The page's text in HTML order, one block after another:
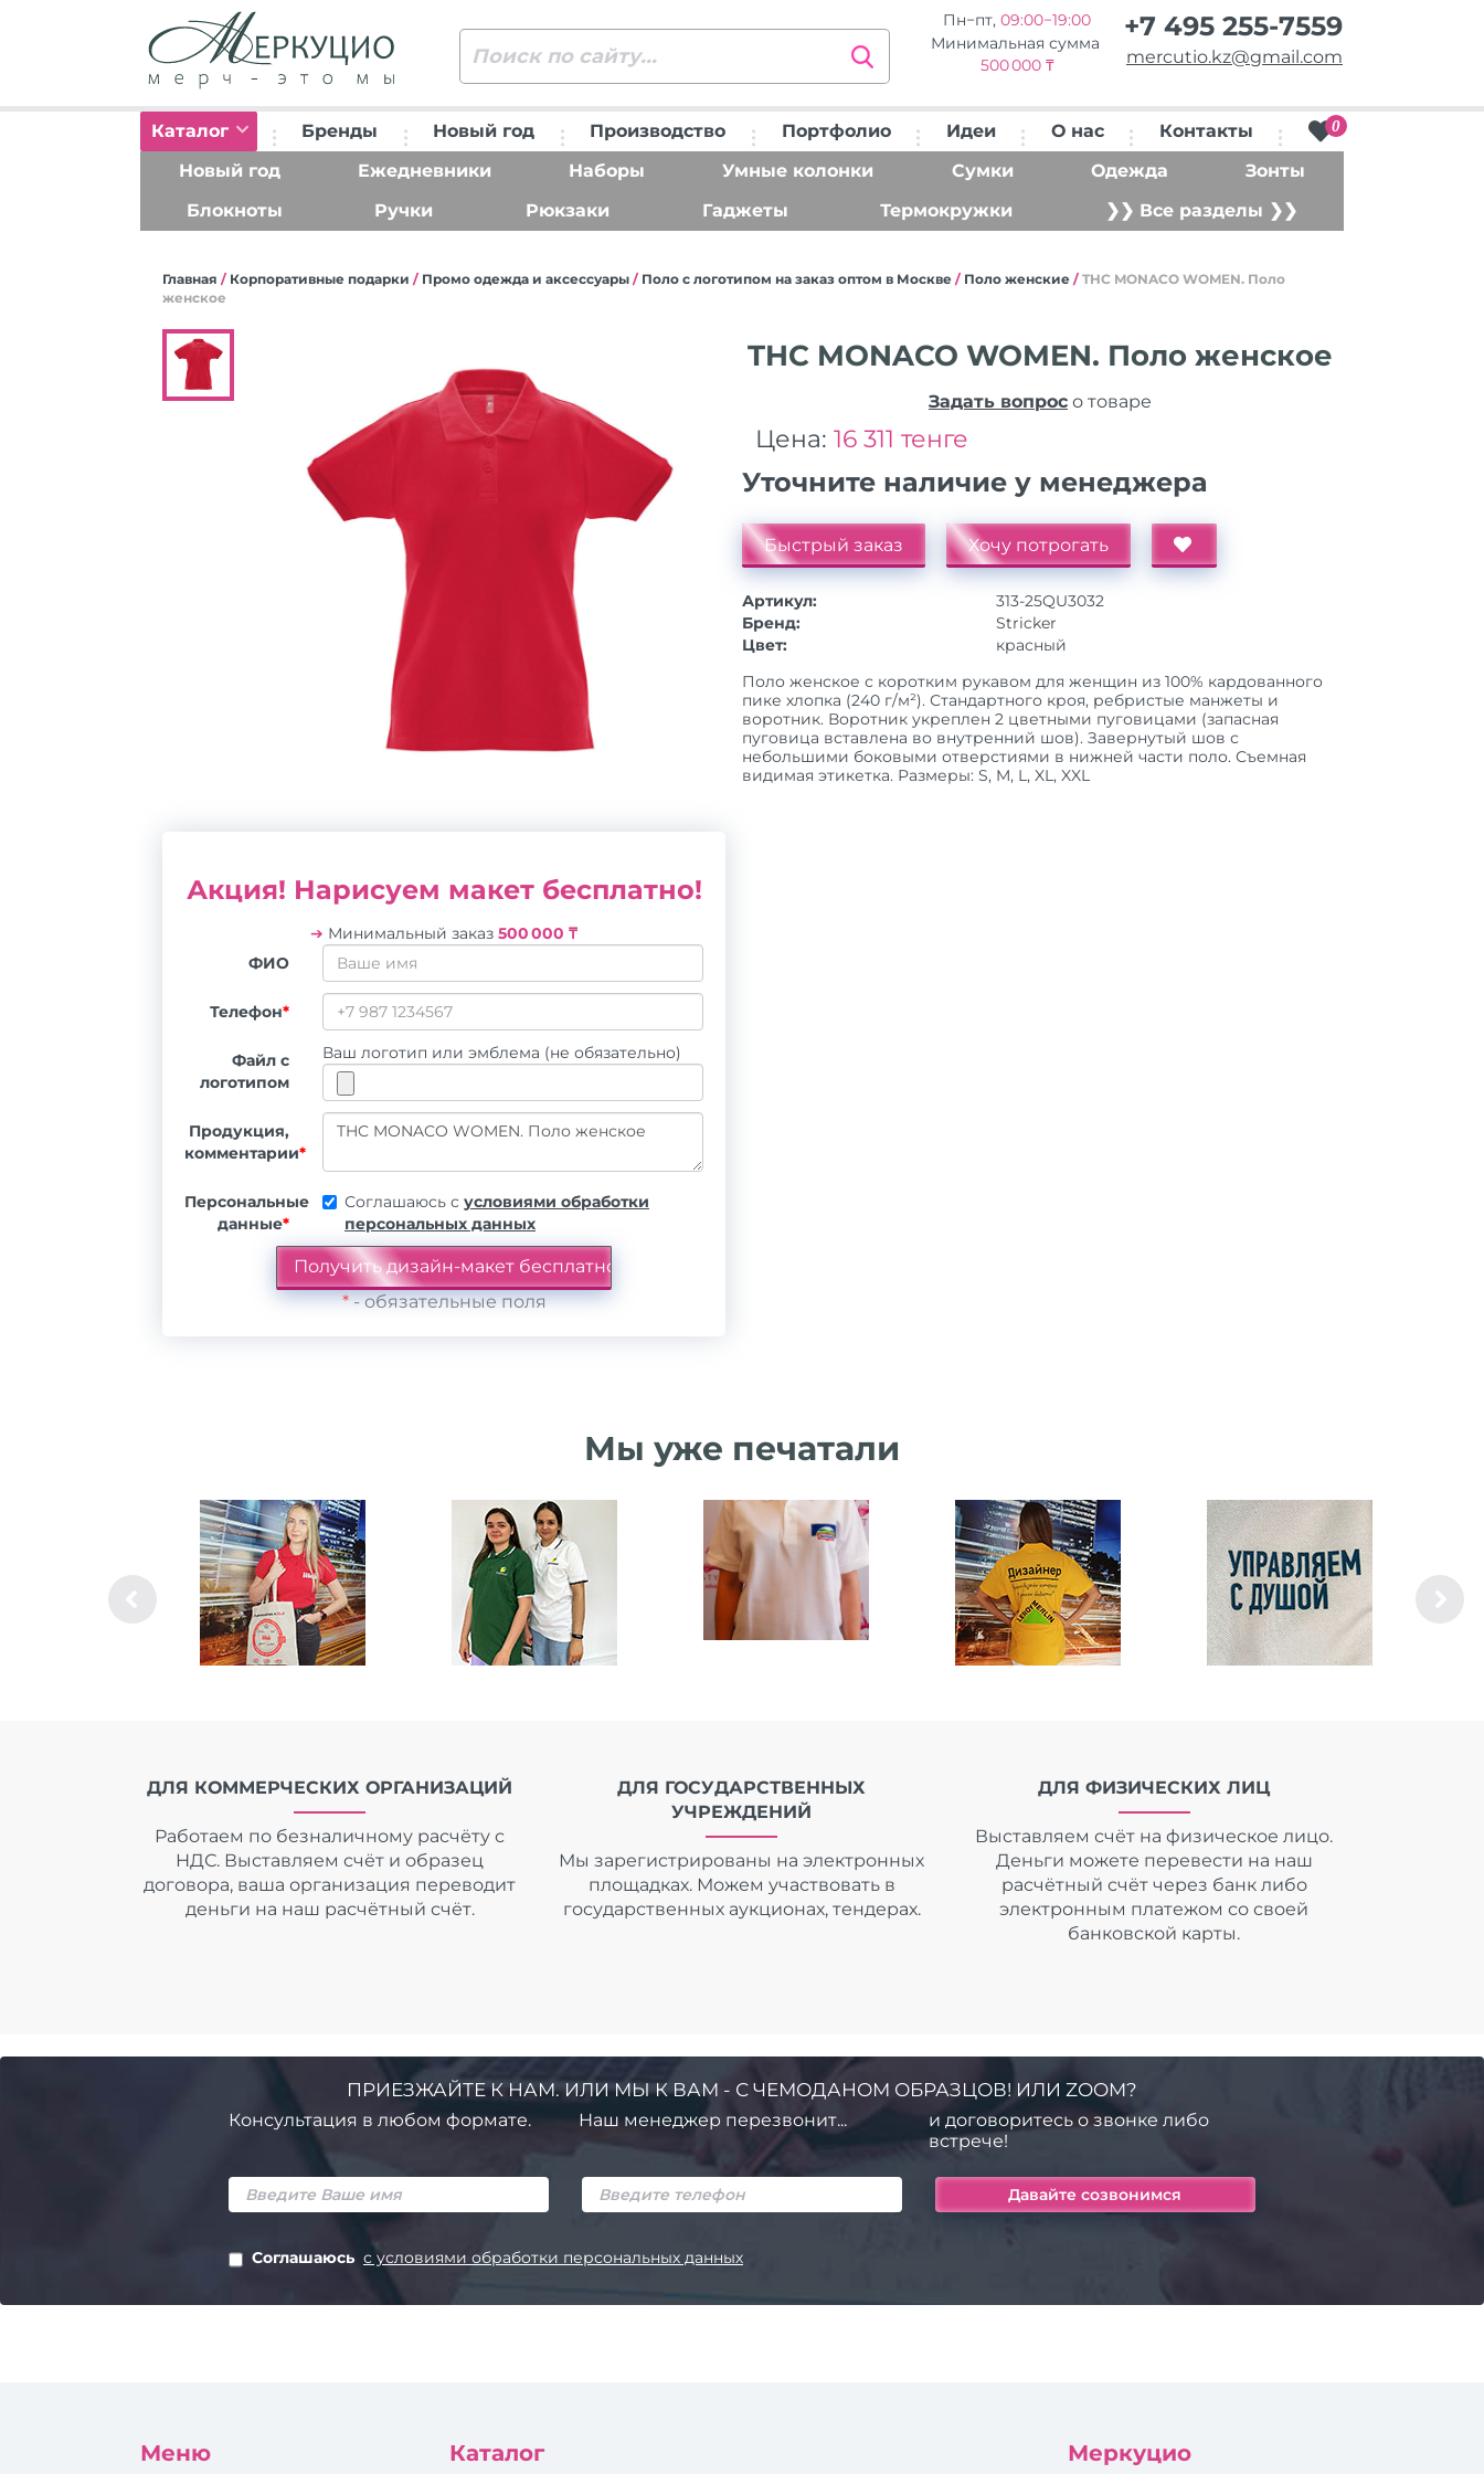
Пн−пт, 09:00−19:00
Минимальная сумма
500 000 ₸
+7 495 255-7559
mercutio.kz@gmail.com
Каталог Бренды Новый год Производство Портфолио Идеи О нас Контакты 0
Новый год Ежедневники Наборы Умные колонки Сумки Одежда
Зонты
Блокноты
Ручки Рюкзаки Гаджеты Термокружки ❯❯ Все разделы ❯❯
Главная / Корпоративные подарки / Промо одежда и аксессуары / Поло с логотипом на заказ оптом в Москве / Поло женские / THC MONACO WOMEN. Поло
женское
Акция! Нарисуем макет бесплатно!
➔ Минимальный заказ 500 000 ₸
ФИО
Телефон*
Файл с
логотипом
Ваш логотип или эмблема (не обязательно)
Продукция,
комментарии*
Персональные
данные*
Соглашаюсь с условиями обработки
персональных данных
*- обязательные поля
THC MONACO WOMEN. Поло женское
Задать вопрос о товаре
Цена: 16 311 тенге
Уточните наличие у менеджера
Быстрый заказ Хочу потрогать
Артикул:
313-25QU3032
Бренд:
Stricker
Цвет:
красный
Поло женское с коротким рукавом для женщин из 100% кардованного
пике хлопка (240 г/м²). Стандартного кроя, ребристые манжеты и
воротник. Воротник укреплен 2 цветными пуговицами (запасная
пуговица вставлена во внутренний шов). Завернутый шов с
небольшими боковыми отверстиями в нижней части поло. Съемная
видимая этикетка. Размеры: S, M, L, XL, XXL
Мы уже печатали
ДЛЯ КОММЕРЧЕСКИХ ОРГАНИЗАЦИЙ
Работаем по безналичному расчёту с
НДС. Выставляем счёт и образец
договора, ваша организация переводит
деньги на наш расчётный счёт.
ДЛЯ ГОСУДАРСТВЕННЫХ
УЧРЕЖДЕНИЙ
Мы зарегистрированы на электронных
площадках. Можем участвовать в
государственных аукционах, тендерах.
ДЛЯ ФИЗИЧЕСКИХ ЛИЦ
Выставляем счёт на физическое лицо.
Деньги можете перевести на наш
расчётный счёт через банк либо
электронным платежом со своей
банковской карты.
ПРИЕЗЖАЙТЕ К НАМ. ИЛИ МЫ К ВАМ - С ЧЕМОДАНОМ ОБРАЗЦОВ! ИЛИ ZOOM?
Консультация в любом формате. Наш менеджер перезвонит...
и договоритесь о звонке либо
встрече!
Соглашаюсь с условиями обработки персональных данных
Меню Каталог Меркуцио